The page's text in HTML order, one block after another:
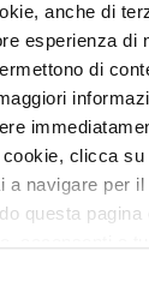
anche di
esperienza di
di
clicca su
a navigare per
questa pagina